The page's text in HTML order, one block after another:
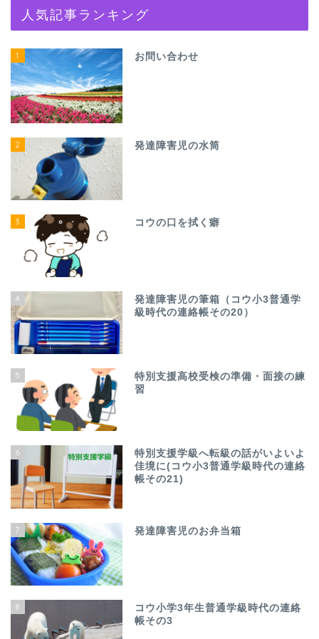
人気記事ランキング
1 お問い合わせ
2 発達障害児の水筒
3 コウの口を拭く癖
4
発達障害児の筆箱（コウ小3普通学
級時代の連絡帳その20）
5
特別支援高校受検の準備・面接の練
習
6
特別支援学級へ転級の話がいよいよ
佳境に(コウ小3普通学級時代の連絡
帳その21)
7 発達障害児のお弁当箱
8
コウ小学3年生普通学級時代の連絡
帳その3